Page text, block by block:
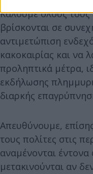
Καλούμε όλους
βρίσκονται σε
αντιμετώπιση
κακοκαιρίας και να
προληπτικά μέτρα,
εκδήλωσης
διαρκής
Απευθύνουμε,
τους πολίτες στις
αναμένονται
μετακινούνται αν